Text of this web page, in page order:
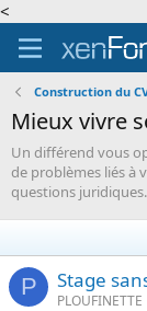
<
Construction du
Mieux vivre
Un différend vous
de problèmes liés à
questions
P Stage
PLOUFINETTE